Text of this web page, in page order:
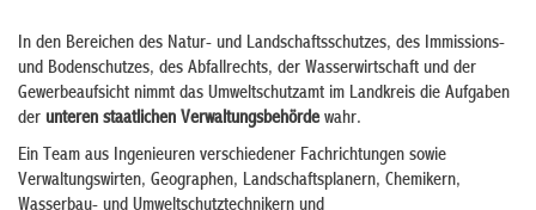
In den Bereichen des Natur- und Landschaftsschutzes, des Immissions-
und Bodenschutzes, des Abfallrechts, der Wasserwirtschaft und der
Gewerbeaufsicht nimmt das Umweltschutzamt im Landkreis die Aufgaben
der unteren staatlichen Verwaltungsbehördewahr.
Ein Team aus Ingenieuren verschiedener Fachrichtungen sowie
Verwaltungswirten, Geographen, Landschaftsplanern, Chemikern,